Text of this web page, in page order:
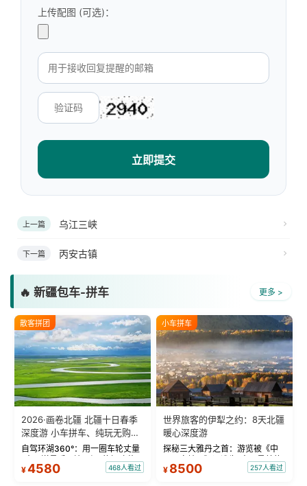
上传配图 (可选)：
立即提交
上一篇 乌江三峡
下一篇 丙安古镇
🔥 新疆包车-拼车 更多 >
散客拼团
2026·画卷北疆 北疆十日春季
深度游 小车拼车、纯玩无购
物！
自驾环湖360°：用一圈车轮丈量
“大西洋最后一滴眼泪”的极致蔚
蓝。 赛湖旅拍：甄选多款风格服
¥4580 468人看过
小车拼车
世界旅客的伊犁之约：8天北疆
暖心深度游
探秘三大雅丹之首：游览被《中
国国家地理》评选为“中国最美的
三大雅丹”第一名的克拉玛依魔鬼
¥ 8500 257人看过